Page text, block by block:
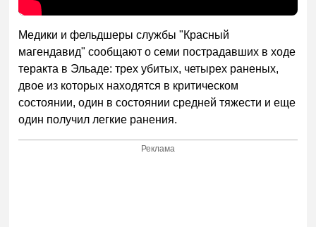
Медики и фельдшеры службы "Красный
магендавид" сообщают о семи пострадавших в ходе
теракта в Эльаде: трех убитых, четырех раненых,
двое из которых находятся в критическом
состоянии, один в состоянии средней тяжести и еще
один получил легкие ранения.
Реклама